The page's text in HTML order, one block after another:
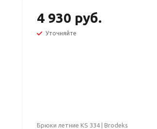
4 930 руб.
Уточняйте
Брюки летние KS 334 | Brodeks